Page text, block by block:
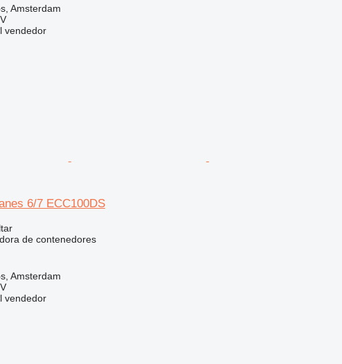
Amsterdam
vendedor
6/7 ECC100DS
de contenedores
Amsterdam
vendedor